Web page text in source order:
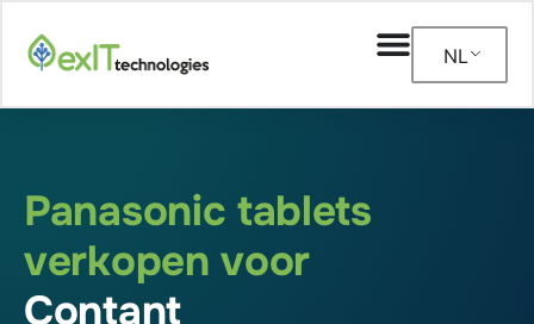
NL
Panasonic tablets
verkopen voor
Contant